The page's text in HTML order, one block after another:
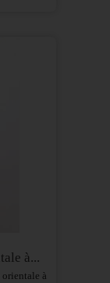
à...
orientale à